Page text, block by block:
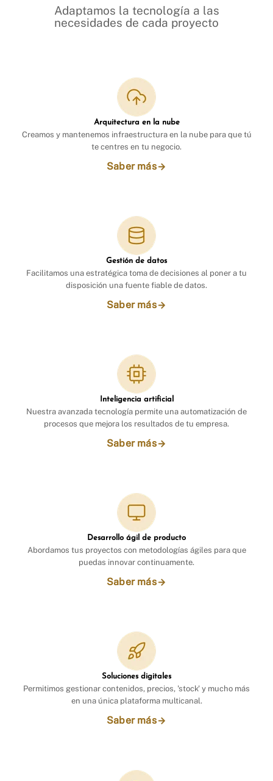
Adaptamos la tecnología a las
necesidades de cada proyecto
Arquitectura en la nube
Creamos y mantenemos infraestructura en la nube para que tú
te centres en tu negocio.
Saber más
Gestión de datos
Facilitamos una estratégica toma de decisiones al poner a tu
disposición una fuente fiable de datos.
Saber más
Inteligencia artificial
Nuestra avanzada tecnología permite una automatización de
procesos que mejora los resultados de tu empresa.
Saber más
Desarrollo ágil de producto
Abordamos tus proyectos con metodologías ágiles para que
puedas innovar continuamente.
Saber más
Soluciones digitales
Permitimos gestionar contenidos, precios, 'stock' y mucho más
en una única plataforma multicanal.
Saber más